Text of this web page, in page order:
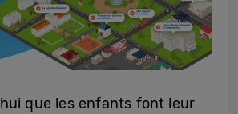
que les enfants font leur